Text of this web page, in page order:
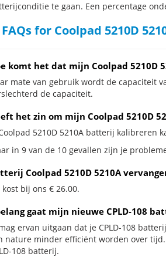
te gaan. Een percentage
for Coolpad 5210D
komt het dat mijn Coolpad 5210D
mate van gebruik wordt de capaciteit
de capaciteit.
het zin om mijn Coolpad 5210D
5210D 5210A batterij kalibreren
in 9 van de 10 gevallen zijn je
Coolpad 5210D 5210A
kost bij ons € 26.00.
gaat mijn nieuwe CPLD-108
ervan uitgaan dat je CPLD-108
nature minder efficiënt worden over
108 batterij.